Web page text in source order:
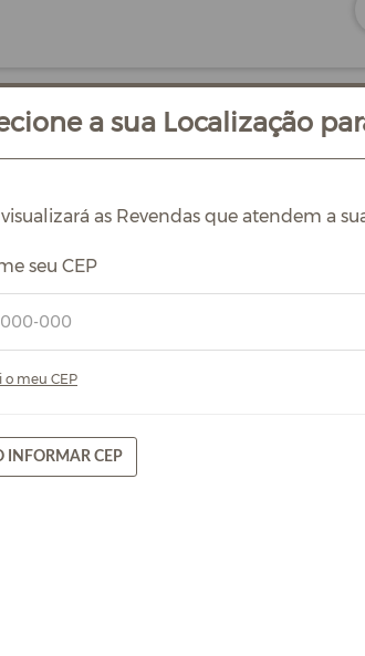
as Revendas que atendem a
seu CEP
o meu CEP
INFORMAR CEP
a sua Localização